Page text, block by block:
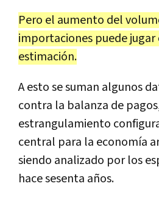
Pero el aumento del
importaciones puede jugar
estimación.
A esto se suman algunos
contra la balanza de
estrangulamiento
central para la economía
siendo analizado por los
hace sesenta años.